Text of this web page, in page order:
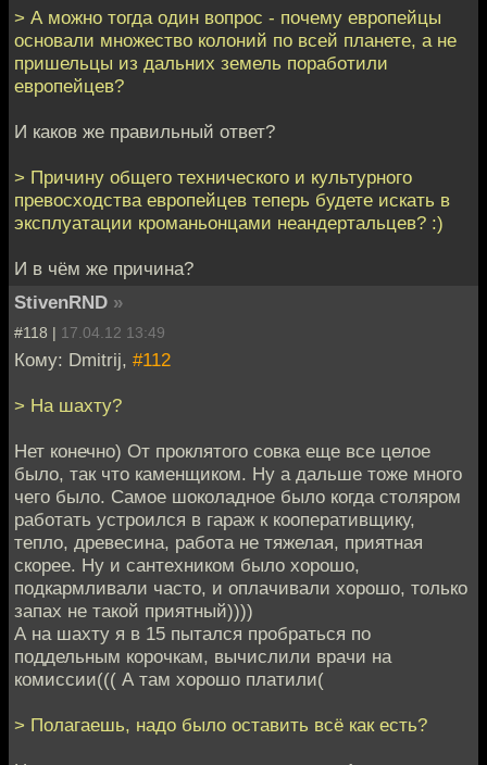
> А можно тогда один вопрос - почему европейцы
основали множество колоний по всей планете, а не
пришельцы из дальних земель поработили
европейцев?
И каков же правильный ответ?
> Причину общего технического и культурного
превосходства европейцев теперь будете искать в
эксплуатации кроманьонцами неандертальцев? :)
И в чём же причина?
StivenRND »
#118 | 17.04.12 13:49
Кому: Dmitrij, #112
> На шахту?
Нет конечно) От проклятого совка еще все целое
было, так что каменщиком. Ну а дальше тоже много
чего было. Самое шоколадное было когда столяром
работать устроился в гараж к кооперативщику,
тепло, древесина, работа не тяжелая, приятная
скорее. Ну и сантехником было хорошо,
подкармливали часто, и оплачивали хорошо, только
запах не такой приятный))))
А на шахту я в 15 пытался пробраться по
поддельным корочкам, вычислили врачи на
комиссии((( А там хорошо платили(
> Полагаешь, надо было оставить всё как есть?